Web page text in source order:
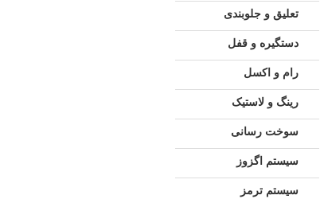
تعلیق و جلوبندی
دستگیره و قفل
رام و اکسل
رینگ و لاستیک
سوخت رسانی
سیستم اگزوز
سیستم ترمز